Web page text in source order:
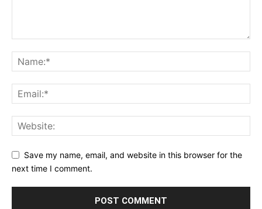
Save my name, email, and website in this browser for the
next time I comment.